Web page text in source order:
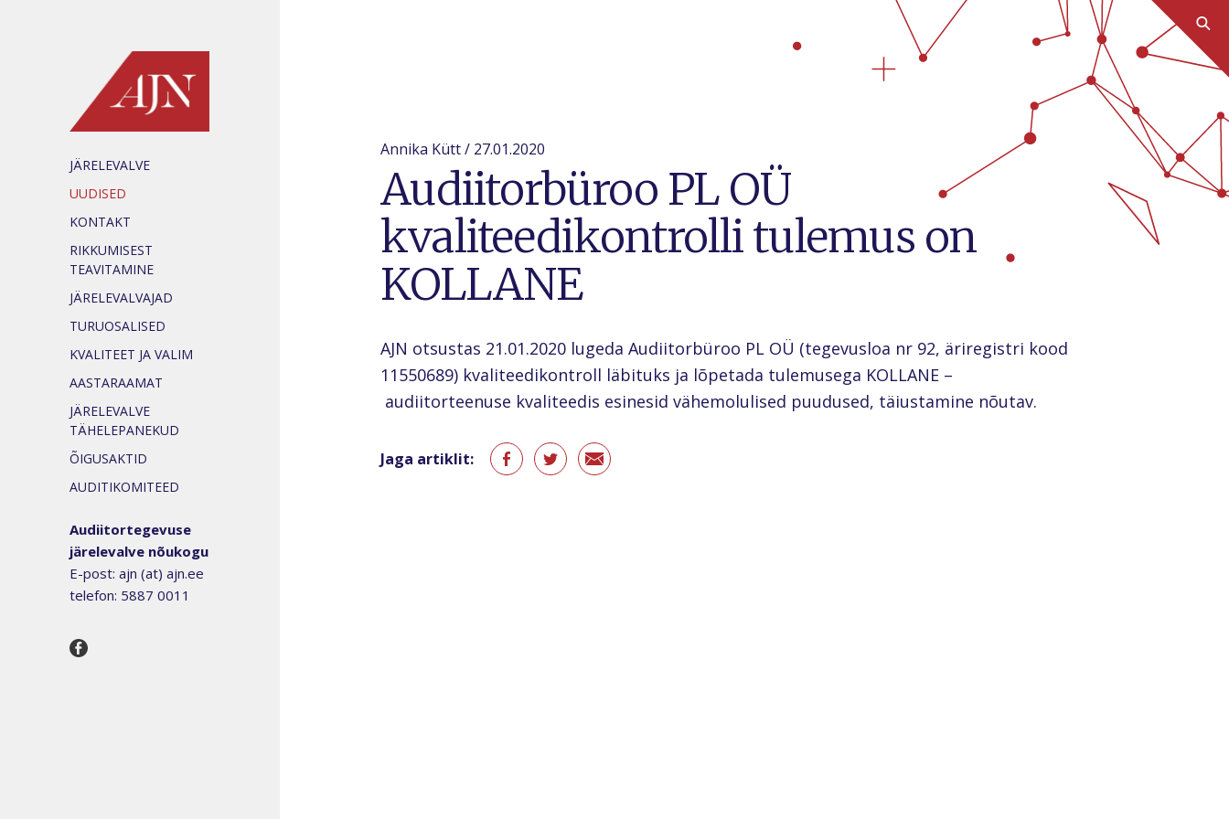
Annika Kütt / 27.01.2020
Audiitorbüroo PL OÜ
kvaliteedikontrolli tulemus on
KOLLANE
AJN otsustas 21.01.2020 lugeda Audiitorbüroo PL OÜ (tegevusloa nr 92, äriregistri kood
11550689) kvaliteedikontroll läbituks ja lõpetada tulemusega KOLLANE –
audiitorteenuse kvaliteedis esinesid vähemolulised puudused, täiustamine nõutav.
Jaga artiklit:
JÄRELEVALVE
UUDISED
KONTAKT
RIKKUMISEST
TEAVITAMINE
JÄRELEVALVAJAD
TURUOSALISED
KVALITEET JA VALIM
AASTARAAMAT
JÄRELEVALVE
TÄHELEPANEKUD
ÕIGUSAKTID
AUDITIKOMITEED
Audiitortegevuse
järelevalve nõukogu
E-post: ajn (at) ajn.ee
telefon: 5887 0011